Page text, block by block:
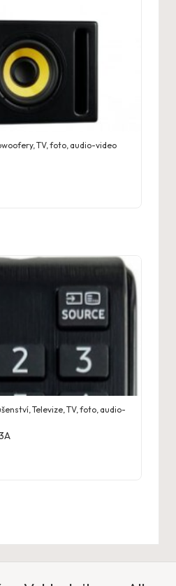
,TV, foto, audio-video
,Televize,TV, foto, audio-